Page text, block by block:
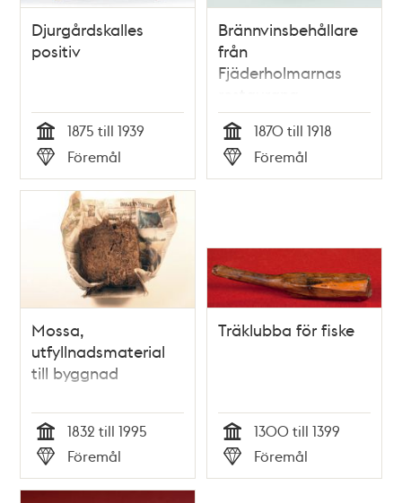
Djurgårdskalles
positiv
Tid
1875 till 1939
Typ
Föremål
Brännvinsbehållare
från
Fjäderholmarnas
Tid
1870 till 1918
Typ
Föremål
Mossa,
utfyllnadsmaterial
till byggnad
Tid
1832 till 1995
Typ
Föremål
Träklubba för fiske
Tid
1300 till 1399
Typ
Föremål